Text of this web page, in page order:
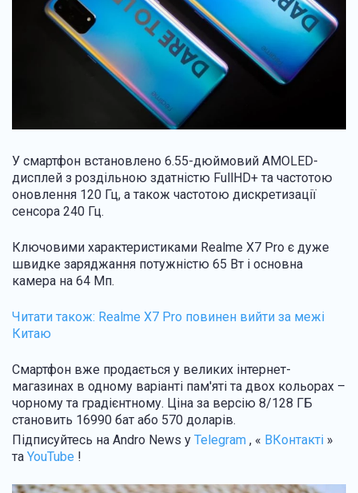
У смартфон встановлено 6.55-дюймовий AMOLED-
дисплей з роздільною здатністю FullHD+ та частотою
оновлення 120 Гц, а також частотою дискретизації
сенсора 240 Гц.
Ключовими характеристиками Realme X7 Pro є дуже
швидке заряджання потужністю 65 Вт і основна
камера на 64 Мп.
Читати також: Realme X7 Pro повинен вийти за межі
Китаю
Смартфон вже продається у великих інтернет-
магазинах в одному варіанті пам'яті та двох кольорах –
чорному та градієнтному. Ціна за версію 8/128 ГБ
становить 16990 бат або 570 доларів.
Підписуйтесь на Andro News у Telegram , « ВКонтакті »
та YouTube !